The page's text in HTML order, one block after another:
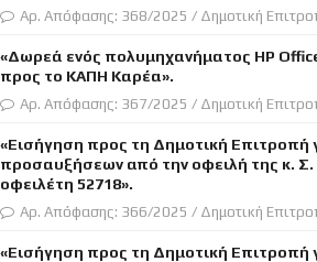
Αρ. Απόφασης: 368/2025 / Δημοτική
«Δωρεά ενός πολυμηχανήματος HP
προς το ΚΑΠΗ Καρέα».
Αρ. Απόφασης: 367/2025 / Δημοτική
«Εισήγηση προς τη Δημοτική Επιτροπή
προσαυξήσεων από την οφειλή της κ. Σ.
οφειλέτη 52718».
Αρ. Απόφασης: 366/2025 / Δημοτική
«Εισήγηση προς τη Δημοτική Επιτροπή